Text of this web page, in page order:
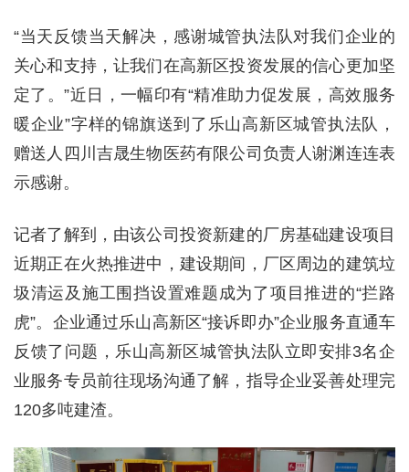
“当天反馈当天解决，感谢城管执法队对我们企业的
关心和支持，让我们在高新区投资发展的信心更加坚
定了。”近日，一幅印有“精准助力促发展，高效服务
暖企业”字样的锦旗送到了乐山高新区城管执法队，
赠送人四川吉晟生物医药有限公司负责人谢渊连连表
示感谢。
记者了解到，由该公司投资新建的厂房基础建设项目
近期正在火热推进中，建设期间，厂区周边的建筑垃
圾清运及施工围挡设置难题成为了项目推进的“拦路
虎”。企业通过乐山高新区“接诉即办”企业服务直通车
反馈了问题，乐山高新区城管执法队立即安排3名企
业服务专员前往现场沟通了解，指导企业妥善处理完
120多吨建渣。